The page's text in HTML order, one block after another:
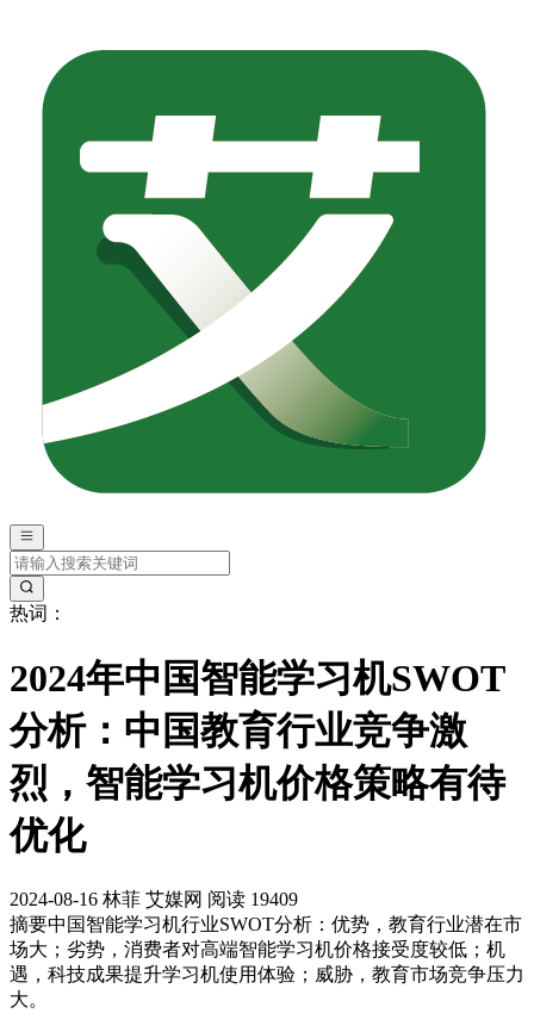
热词：
2024年中国智能学习机SWOT
分析：中国教育行业竞争激
烈，智能学习机价格策略有待
优化
2024-08-16 林菲 艾媒网 阅读 19409
摘要中国智能学习机行业SWOT分析：优势，教育行业潜在市
场大；劣势，消费者对高端智能学习机价格接受度较低；机
遇，科技成果提升学习机使用体验；威胁，教育市场竞争压力
大。